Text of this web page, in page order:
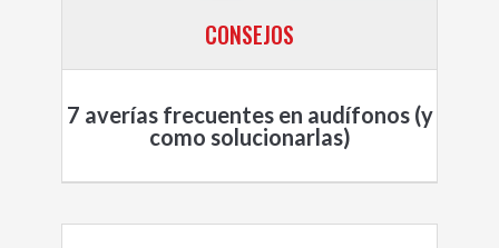
CONSEJOS
7 averías frecuentes en audífonos (y
como solucionarlas)